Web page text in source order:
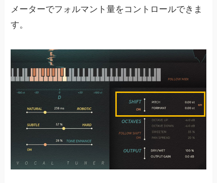
メーターでフォルマント量をコントロールできま
す。